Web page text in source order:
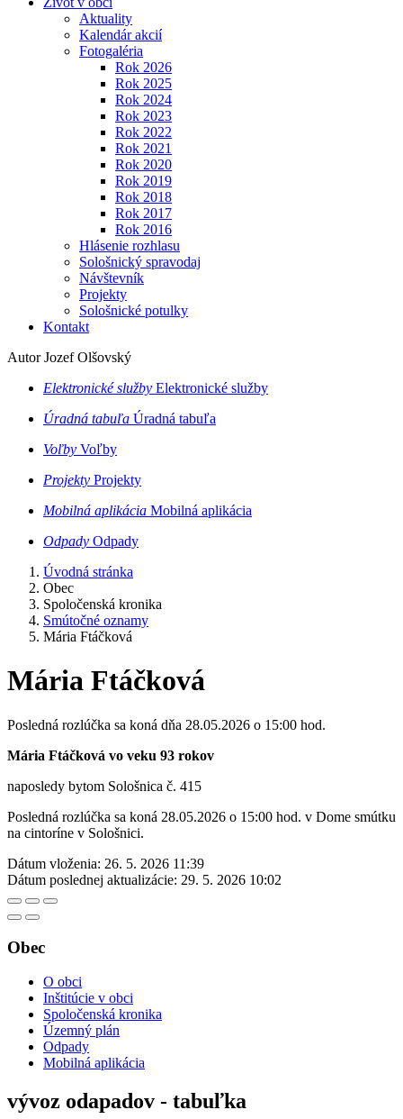
Aktuality
Kalendár akcií
Fotogaléria
Rok 2026
Rok 2025
Rok 2024
Rok 2023
Rok 2022
Rok 2021
Rok 2020
Rok 2019
Rok 2018
Rok 2017
Rok 2016
Hlásenie rozhlasu
Sološnický spravodaj
Návštevník
Projekty
Sološnické potulky
Kontakt
Autor Jozef Olšovský
Elektronické služby Elektronické služby
Úradná tabuľa Úradná tabuľa
Voľby Voľby
Projekty Projekty
Mobilná aplikácia Mobilná aplikácia
Odpady Odpady
Úvodná stránka
Obec
Spoločenská kronika
Smútočné oznamy
Mária Ftáčková
Mária Ftáčková
Posledná rozlúčka sa koná dňa 28.05.2026 o 15:00 hod.
Mária Ftáčková vo veku 93 rokov
naposledy bytom Sološnica č. 415
Posledná rozlúčka sa koná 28.05.2026 o 15:00 hod. v Dome smútku
na cintoríne v Sološnici.
Dátum vloženia: 26. 5. 2026 11:39
Dátum poslednej aktualizácie: 29. 5. 2026 10:02
Obec
O obci
Inštitúcie v obci
Spoločenská kronika
Územný plán
Odpady
Mobilná aplikácia
vývoz odapadov - tabuľka